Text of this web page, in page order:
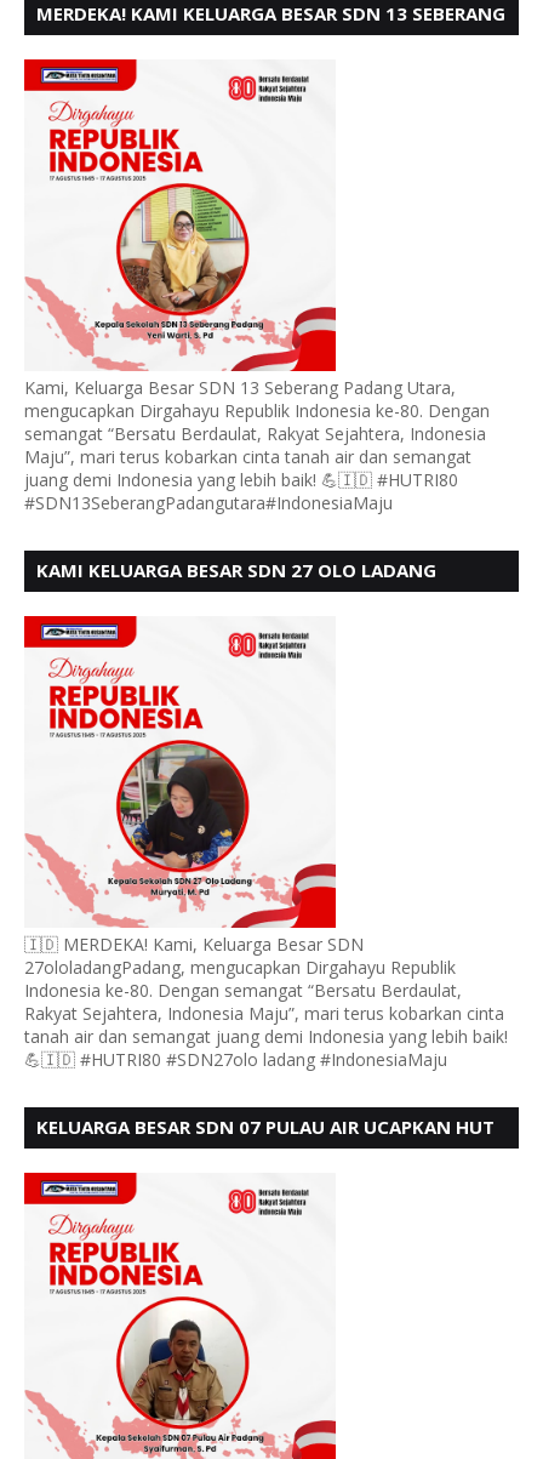
MERDEKA! KAMI KELUARGA BESAR SDN 13 SEBERANG
Kami, Keluarga Besar SDN 13 Seberang Padang Utara,
mengucapkan Dirgahayu Republik Indonesia ke-80. Dengan
semangat “Bersatu Berdaulat, Rakyat Sejahtera, Indonesia
Maju”, mari terus kobarkan cinta tanah air dan semangat
juang demi Indonesia yang lebih baik! 💪🇮🇩 #HUTRI80
#SDN13SeberangPadangutara#IndonesiaMaju
KAMI KELUARGA BESAR SDN 27 OLO LADANG
🇮🇩 MERDEKA! Kami, Keluarga Besar SDN
27ololadangPadang, mengucapkan Dirgahayu Republik
Indonesia ke-80. Dengan semangat “Bersatu Berdaulat,
Rakyat Sejahtera, Indonesia Maju”, mari terus kobarkan cinta
tanah air dan semangat juang demi Indonesia yang lebih baik!
💪🇮🇩 #HUTRI80 #SDN27olo ladang #IndonesiaMaju
KELUARGA BESAR SDN 07 PULAU AIR UCAPKAN HUT